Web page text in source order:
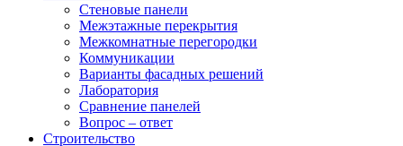
Стеновые панели
Межэтажные перекрытия
Межкомнатные перегородки
Коммуникации
Варианты фасадных решений
Лаборатория
Сравнение панелей
Вопрос – ответ
Строительство